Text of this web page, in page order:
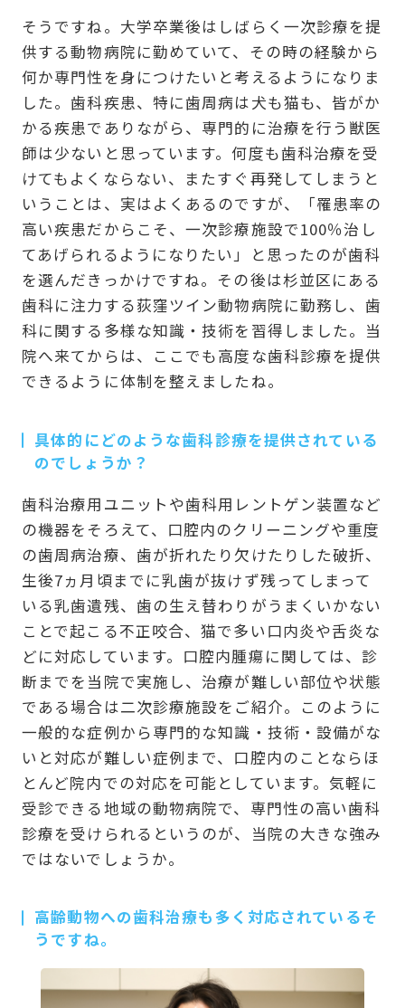
そうですね。大学卒業後はしばらく一次診療を提
供する動物病院に勤めていて、その時の経験から
何か専門性を身につけたいと考えるようになりま
した。歯科疾患、特に歯周病は犬も猫も、皆がか
かる疾患でありながら、専門的に治療を行う獣医
師は少ないと思っています。何度も歯科治療を受
けてもよくならない、またすぐ再発してしまうと
いうことは、実はよくあるのですが、「罹患率の
高い疾患だからこそ、一次診療施設で100％治し
てあげられるようになりたい」と思ったのが歯科
を選んだきっかけですね。その後は杉並区にある
歯科に注力する荻窪ツイン動物病院に勤務し、歯
科に関する多様な知識・技術を習得しました。当
院へ来てからは、ここでも高度な歯科診療を提供
できるように体制を整えましたね。
具体的にどのような歯科診療を提供されている
のでしょうか？
歯科治療用ユニットや歯科用レントゲン装置など
の機器をそろえて、口腔内のクリーニングや重度
の歯周病治療、歯が折れたり欠けたりした破折、
生後7ヵ月頃までに乳歯が抜けず残ってしまって
いる乳歯遺残、歯の生え替わりがうまくいかない
ことで起こる不正咬合、猫で多い口内炎や舌炎な
どに対応しています。口腔内腫瘍に関しては、診
断までを当院で実施し、治療が難しい部位や状態
である場合は二次診療施設をご紹介。このように
一般的な症例から専門的な知識・技術・設備がな
いと対応が難しい症例まで、口腔内のことならほ
とんど院内での対応を可能としています。気軽に
受診できる地域の動物病院で、専門性の高い歯科
診療を受けられるというのが、当院の大きな強み
ではないでしょうか。
高齢動物への歯科治療も多く対応されているそ
うですね。